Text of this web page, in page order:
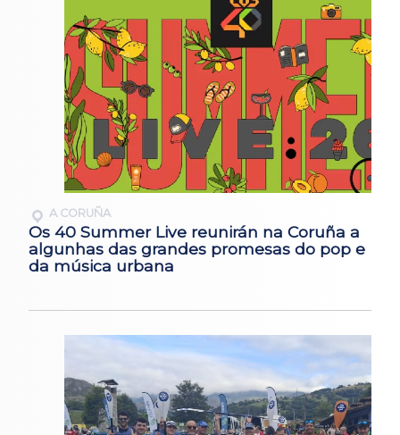
A CORUÑA
Os 40 Summer Live reunirán na Coruña a
algunhas das grandes promesas do pop e
da música urbana